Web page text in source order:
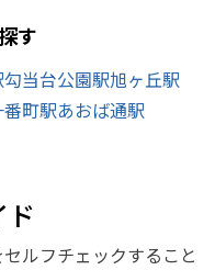
す
勾当台公園駅旭ヶ丘駅
町駅あおば通駅
ド
ルフチェックすること